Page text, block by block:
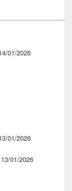
01/2026
01/2026
13/01/2026